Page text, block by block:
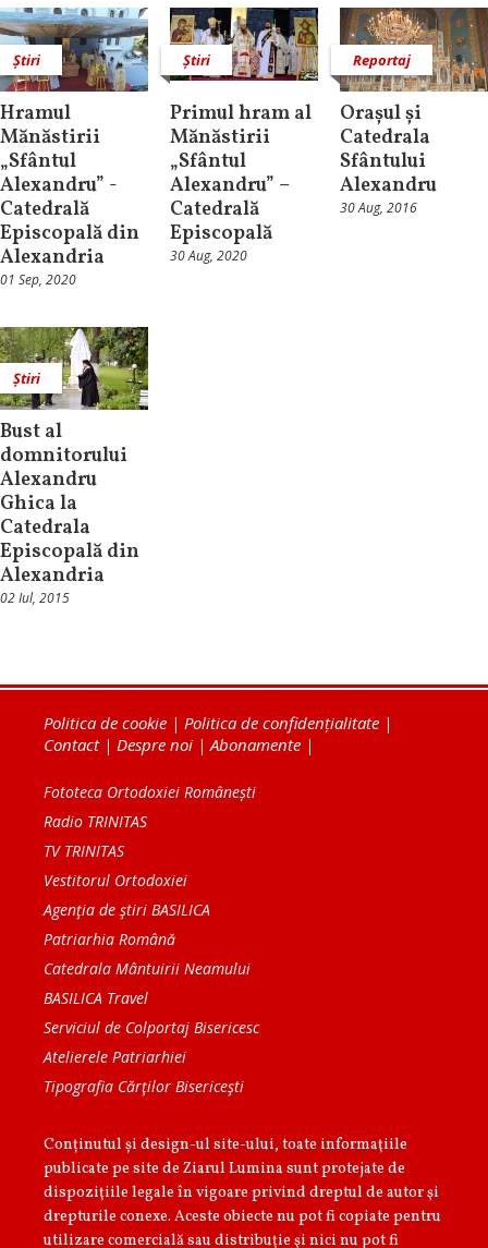
Știri
Hramul
Mănăstirii
„Sfântul
Alexandru” -
Catedrală
Episcopală din
Alexandria
01 Sep, 2020
Știri
Primul hram al
Mănăstirii
„Sfântul
Alexandru” –
Catedrală
Episcopală
30 Aug, 2020
Reportaj
Orașul și
Catedrala
Sfântului
Alexandru
30 Aug, 2016
Știri
Bust al
domnitorului
Alexandru
Ghica la
Catedrala
Episcopală din
Alexandria
02 Iul, 2015
Politica de cookie | Politica de confidențialitate |
Contact| Despre noi |Abonamente |
Fototeca Ortodoxiei Românești
Radio TRINITAS
TV TRINITAS
Vestitorul Ortodoxiei
Agenţia de ştiri BASILICA
Patriarhia Română
Catedrala Mântuirii Neamului
BASILICA Travel
Serviciul de Colportaj Bisericesc
Atelierele Patriarhiei
Tipografia Cărţilor Bisericeşti
Conținutul și design-ul site-ului, toate informaţiile
publicate pe site de Ziarul Lumina sunt protejate de
dispoziţiile legale în vigoare privind dreptul de autor şi
drepturile conexe. Aceste obiecte nu pot fi copiate pentru
utilizare comercială sau distribuţie şi nici nu pot fi